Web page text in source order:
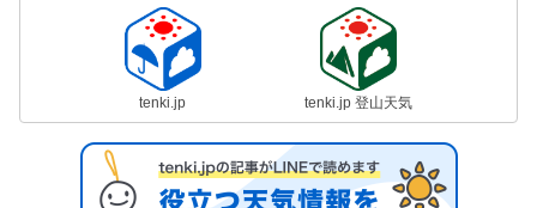
tenki.jp tenki.jp 登山天気